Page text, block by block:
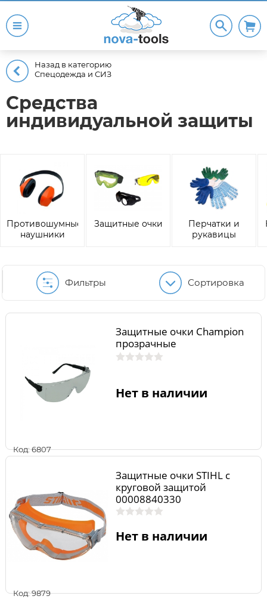
Назад в категорию
Спецодежда и СИЗ
Средства
индивидуальной защиты
Противошумные
наушники
Защитные очки
Перчатки и
рукавицы
Фильтры Сортировка
Код: 6807
Защитные очки Champion
прозрачные
Нет в наличии
Код: 9879
Защитные очки STIHL с
круговой защитой
00008840330
Нет в наличии